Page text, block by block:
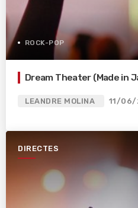
ROCK-POP
Dream Theater (Made in
LEANDRE MOLINA 11/
DIRECTES